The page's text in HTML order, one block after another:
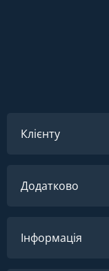
Клієнту
Додатково
Інформація